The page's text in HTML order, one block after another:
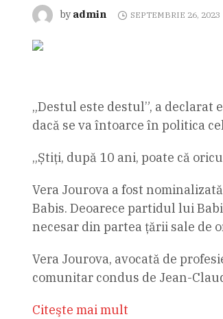
by admin SEPTEMBRIE 26, 2023
„Destul este destul”, a
dacă se va întoarce în politica
„Știți, după 10 ani, poate că
Vera Jourova a fost
Babis. Deoarece partidul lui
necesar din partea țării sale de
Vera Jourova, avocată de
comunitar condus de Jean-
Citeşte mai mult